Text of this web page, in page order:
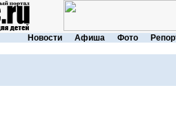
Новости Афиша Фото